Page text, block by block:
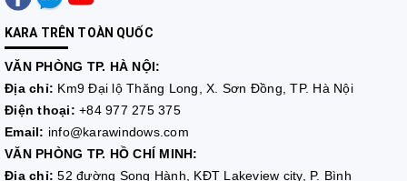
KARA TRÊN TOÀN QUỐC
VĂN PHÒNG TP. HÀ NỘI:
Địa chỉ: Km9 Đại lộ Thăng Long, X. Sơn Đồng, TP. Hà Nội
Điện thoại: +84 977 275 375
Email: info@karawindows.com
VĂN PHÒNG TP. HỒ CHÍ MINH:
Địa chỉ:52 đường Song Hành, KĐT Lakeview city, P. Bình